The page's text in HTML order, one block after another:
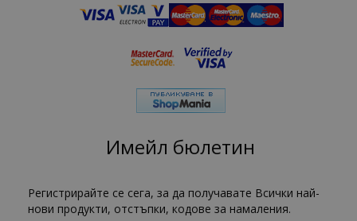
Имейл бюлетин
Регистрирайте се сега, за да получавате Всички най-
нови продукти, отстъпки, кодове за намаления.